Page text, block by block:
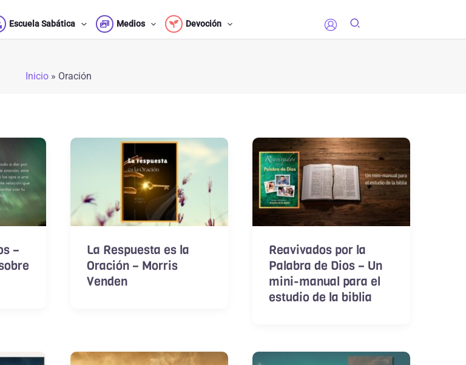
Escuela Sabática Medios Devoción
Inicio» Oración
–
La Respuesta es la
Oración – Morris
Venden
Reavivados por la
Palabra de Dios – Un
mini-manual para el
estudio de la biblia